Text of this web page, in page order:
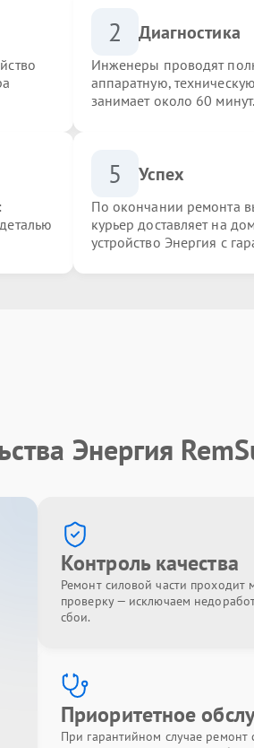
2 Диагностика
Инженеры проводят
аппаратную,
занимает около 60 минут.
5 Успех
По окончании ремонта
курьер доставляет на
устройство Энергия с
Энергия
Контроль качества
Ремонт силовой части проходит
проверку — исключаем
сбои.
Приоритетное
При гарантийном случае ремонт